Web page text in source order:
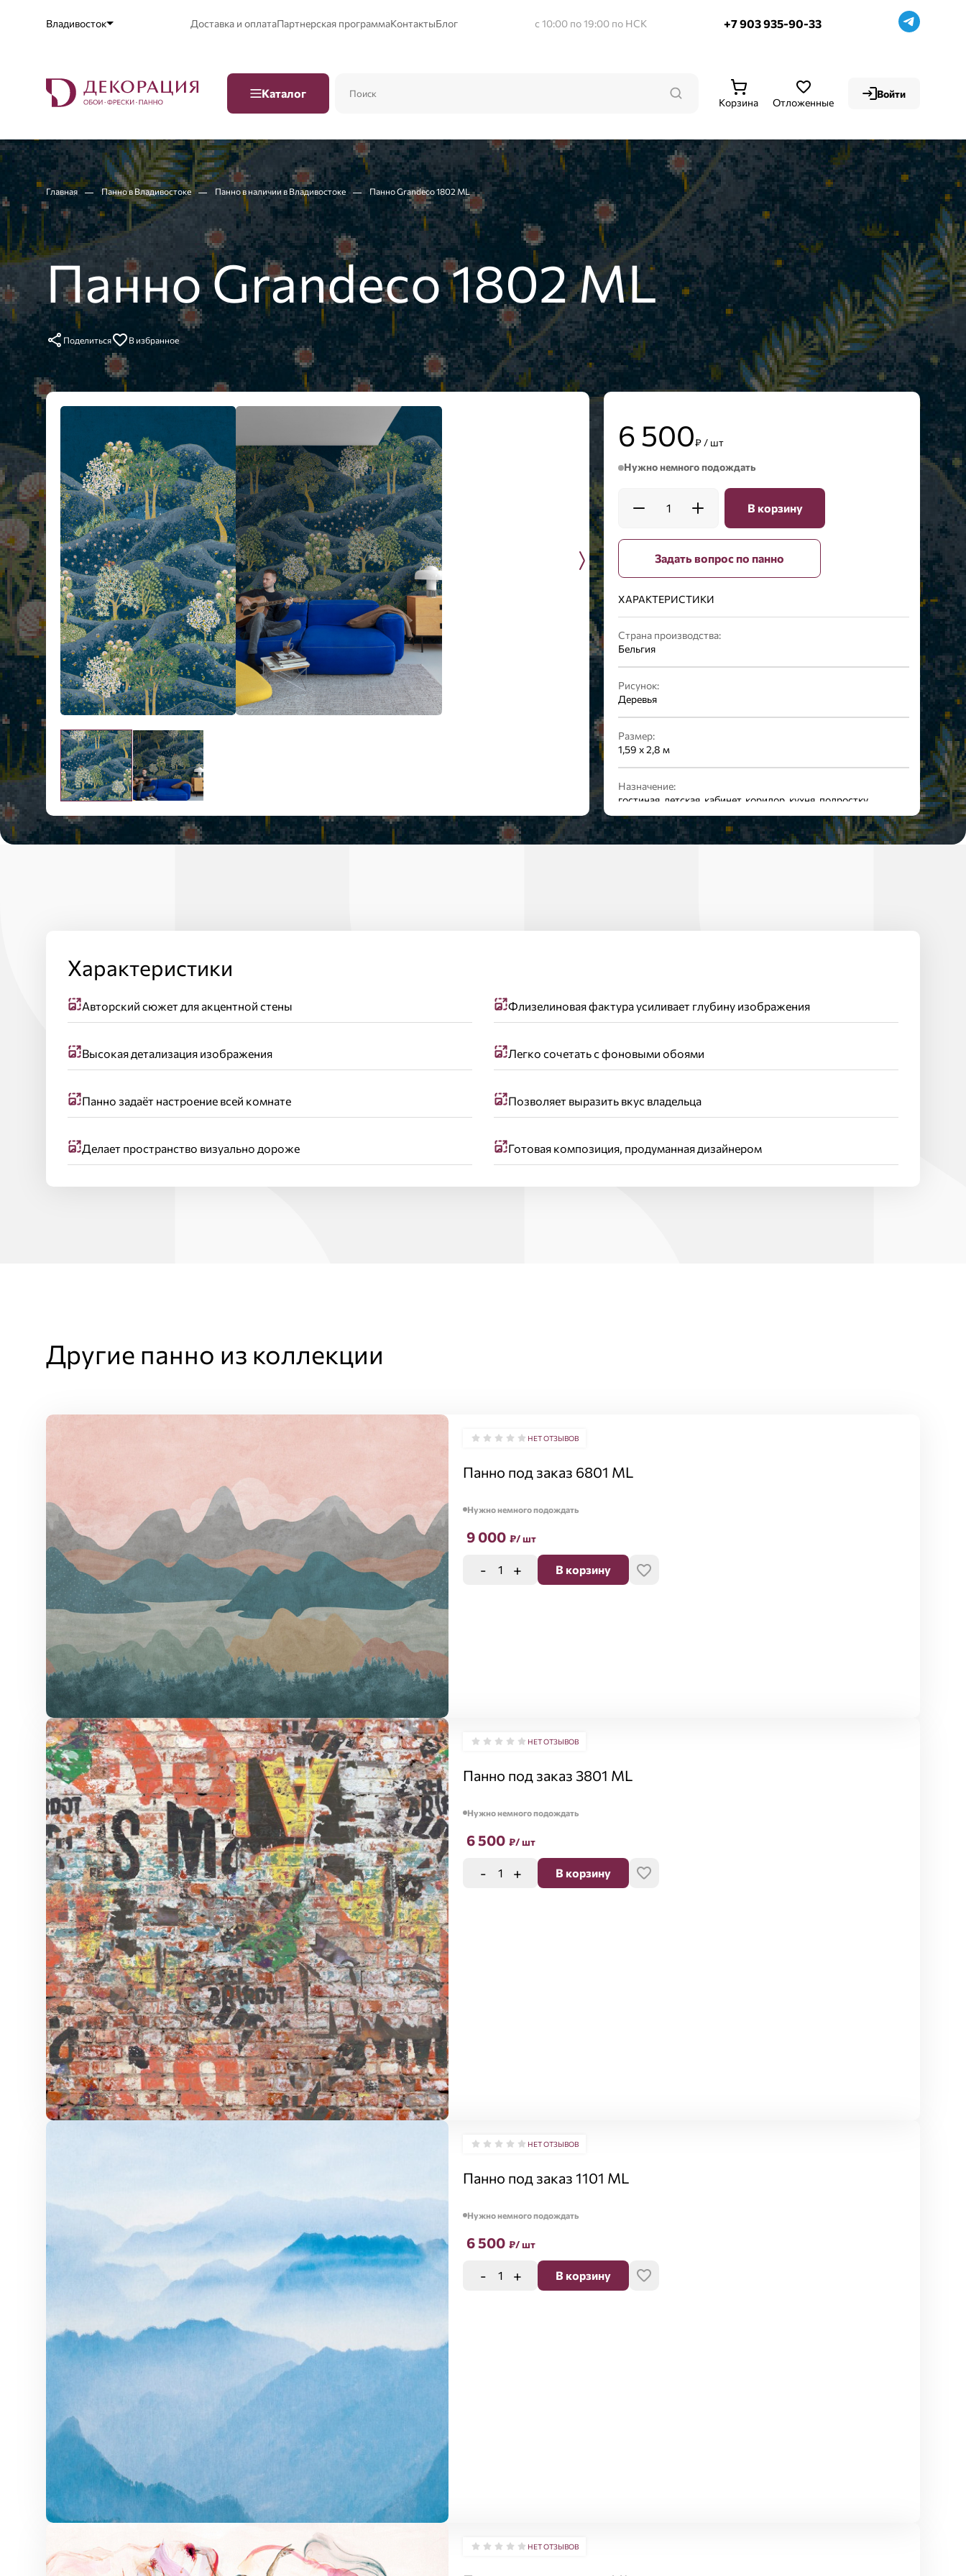
Владивосток Доставка и оплатаПартнерская программаКонтактыБлог с 10:00 по 19:00 по НСК +7 903 935-90-33
Каталог
Отложенные
Корзина
Войти
Главная Панно в Владивостоке Панно в наличии в Владивостоке Панно Grandeco 1802 ML
Панно Grandeco 1802 ML
Поделиться В избранное
6 500₽ / шт
Нужно немного подождать
1 В корзину
Задать вопрос по панно
ХАРАКТЕРИСТИКИ
Страна производства:
Бельгия
Рисунок:
Деревья
Размер:
1,59 x 2,8 м
Назначение:
гостиная, детская, кабинет, коридор, кухня, подростку,
прихожая, спальня, студия, универсальные
Характеристики
Авторский сюжет для акцентной стены Флизелиновая фактура усиливает глубину изображения
Высокая детализация изображения Легко сочетать с фоновыми обоями
Панно задаёт настроение всей комнате Позволяет выразить вкус владельца
Делает пространство визуально дороже Готовая композиция, продуманная дизайнером
Другие панно из коллекции
НЕТ ОТЗЫВОВ
Панно под заказ 6801 ML
Нужно немного подождать
9 000 ₽/ шт
- + В корзину
НЕТ ОТЗЫВОВ
Панно под заказ 3801 ML
Нужно немного подождать
6 500 ₽/ шт
- + В корзину
НЕТ ОТЗЫВОВ
Панно под заказ 1101 ML
Нужно немного подождать
6 500 ₽/ шт
- + В корзину
НЕТ ОТЗЫВОВ